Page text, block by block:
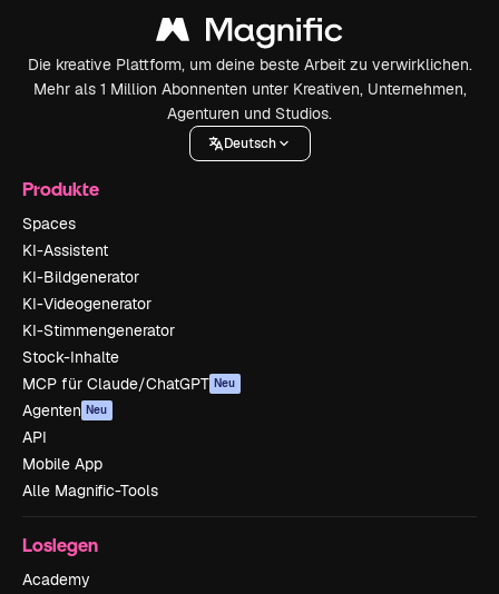
Die kreative Plattform, um deine beste Arbeit zu verwirklichen.
Mehr als 1 Million Abonnenten unter Kreativen, Unternehmen,
Agenturen und Studios.
Deutsch
Produkte
Spaces
KI-Assistent
KI-Bildgenerator
KI-Videogenerator
KI-Stimmengenerator
Stock-Inhalte
MCP für Claude/ChatGPT Neu
Agenten Neu
API
Mobile App
Alle Magnific-Tools
Loslegen
Academy